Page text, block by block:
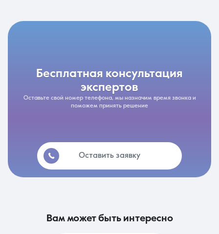
бесплатная консультация
экспертов
Оставьте свой номер телефона, мы назначим время звонка и
поможем принять решение
Оставить заявку
вам может быть интересно